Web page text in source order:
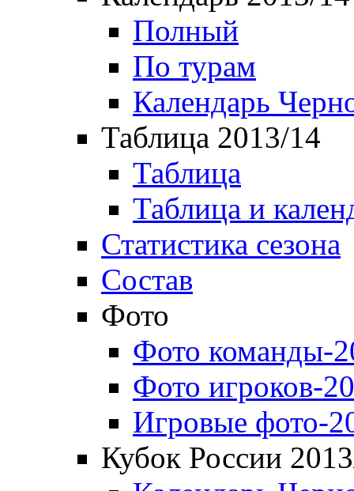
Полный
По турам
Календарь
Таблица 2013/14
Таблица
Таблица и
Статистика сезона
Состав
Фото
Фото команды-
Фото игроков-
Игровые фото-
Кубок России